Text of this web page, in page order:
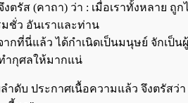
งตรัส (คาถา) ว่า : เมื่อเราทั้งหลา
ชั่ว อันเราและท่าน
กที่นี่แล้ว ได้กำเนิดเป็นมนุษย์ จักเป็น
ำกุศลให้มากแน่
ำดับ ประกาศเนื้อความแล้ว จึงตรัส